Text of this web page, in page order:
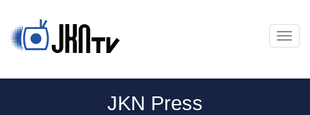
メ
ニ
ー
JKN Press